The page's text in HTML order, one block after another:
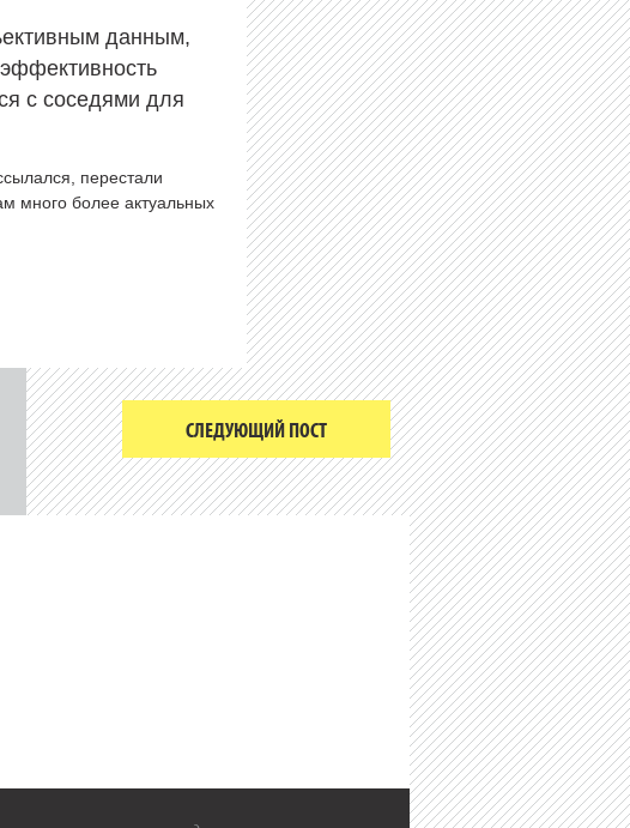
данным,
с соседями для
перестали
много более актуальных
СЛЕДУЮЩИЙ ПОСТ